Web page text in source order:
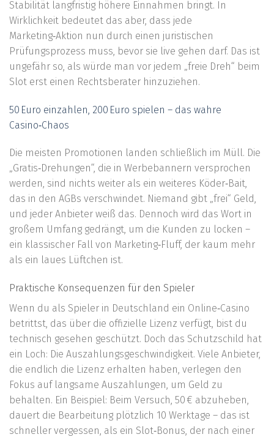
Stabilität langfristig höhere Einnahmen bringt. In
Wirklichkeit bedeutet das aber, dass jede
Marketing‑Aktion nun durch einen juristischen
Prüfungsprozess muss, bevor sie live gehen darf. Das ist
ungefähr so, als würde man vor jedem „freie Dreh“ beim
Slot erst einen Rechtsberater hinzuziehen.
50 Euro einzahlen, 200 Euro spielen – das wahre
Casino‑Chaos
Die meisten Promotionen landen schließlich im Müll. Die
„Gratis‑Drehungen“, die in Werbebannern versprochen
werden, sind nichts weiter als ein weiteres Köder‑Bait,
das in den AGBs verschwindet. Niemand gibt „frei“ Geld,
und jeder Anbieter weiß das. Dennoch wird das Wort in
großem Umfang gedrängt, um die Kunden zu locken –
ein klassischer Fall von Marketing‑Fluff, der kaum mehr
als ein laues Lüftchen ist.
Praktische Konsequenzen für den Spieler
Wenn du als Spieler in Deutschland ein Online‑Casino
betrittst, das über die offizielle Lizenz verfügt, bist du
technisch gesehen geschützt. Doch das Schutzschild hat
ein Loch: Die Auszahlungsgeschwindigkeit. Viele Anbieter,
die endlich die Lizenz erhalten haben, verlegen den
Fokus auf langsame Auszahlungen, um Geld zu
behalten. Ein Beispiel: Beim Versuch, 50 € abzuheben,
dauert die Bearbeitung plötzlich 10 Werktage – das ist
schneller vergessen, als ein Slot‑Bonus, der nach einer